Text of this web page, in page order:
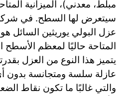
مبلط، معدني)، الميزانية
سيتعرض لها السطح. في شركة
عزل البولي يوريثين السائل
المتاحة حاليًا لمعظم الأسطح
يتميز هذا النوع من العزل
عازلة سلسة ومتجانسة بدون
والتي غالبًا ما تكون نقاط